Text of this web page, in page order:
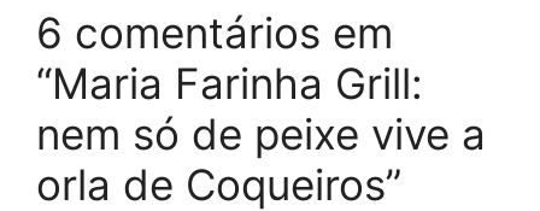
6 comentários em
“Maria Farinha Grill:
nem só de peixe vive a
orla de Coqueiros”